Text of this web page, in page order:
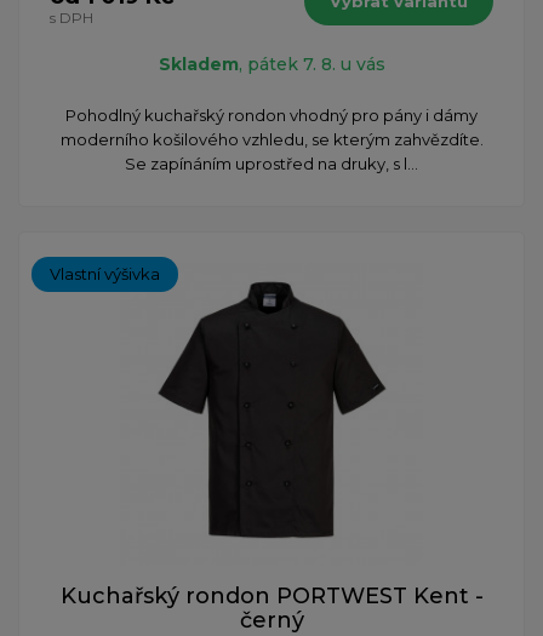
s DPH
Skladem, pátek 7. 8. u vás
Pohodlný kuchařský rondon vhodný pro pány i dámy
moderního košilového vzhledu, se kterým zahvězdíte.
Se zapínáním uprostřed na druky, s l...
Vlastní výšivka
Kuchařský rondon PORTWEST Kent -
černý